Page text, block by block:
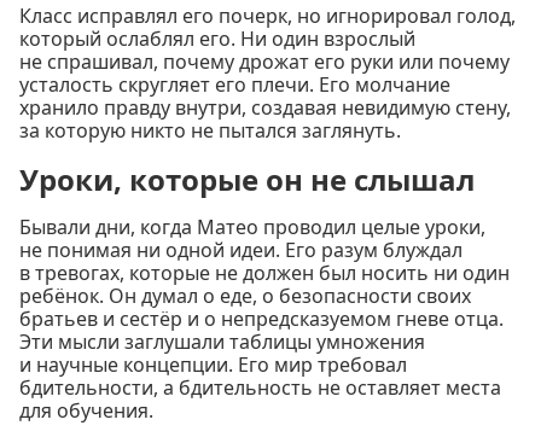
Класс исправлял его почерк, но игнорировал голод,
который ослаблял его. Ни один взрослый
не спрашивал, почему дрожат его руки или почему
усталость скругляет его плечи. Его молчание
хранило правду внутри, создавая невидимую стену,
за которую никто не пытался заглянуть.
Уроки, которые он не слышал
Бывали дни, когда Матео проводил целые уроки,
не понимая ни одной идеи. Его разум блуждал
в тревогах, которые не должен был носить ни один
ребёнок. Он думал о еде, о безопасности своих
братьев и сестёр и о непредсказуемом гневе отца.
Эти мысли заглушали таблицы умножения
и научные концепции. Его мир требовал
бдительности, а бдительность не оставляет места
для обучения.